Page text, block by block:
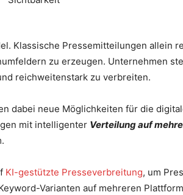
Klassische Pressemitteilungen allein
zu erzeugen. Unternehmen
reichweitenstark zu verbreiten.
dabei neue Möglichkeiten für die
mit intelligenter Verteilung auf
KI-gestützte Presseverbreitung, um
Varianten auf mehreren